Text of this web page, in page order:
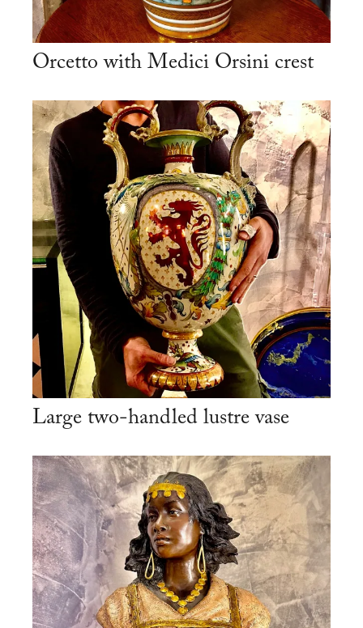
Orcetto with Medici Orsini crest
Large two-handled lustre vase